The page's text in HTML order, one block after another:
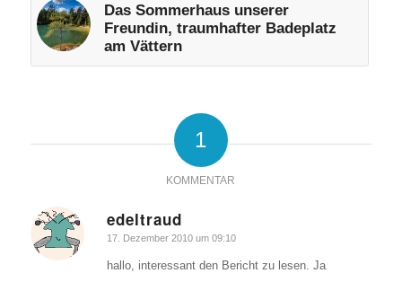
Das Sommerhaus unserer
Freundin, traumhafter Badeplatz
am Vättern
1
KOMMENTAR
edeltraud
sagte:
17. Dezember 2010 um 09:10
hallo, interessant den Bericht zu lesen. Ja